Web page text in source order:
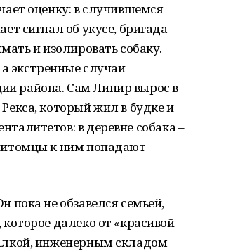
оценку: в случившемся
сигнал об укусе, бригада
и изолировать собаку.
экстренные случаи
района. Сам Линир вырос в
который жил в будке и
в деревне собака –
к ним попадают
пока не обзавелся семьей,
далеко от «красивой
инженерным складом